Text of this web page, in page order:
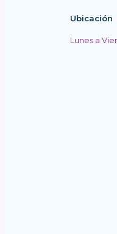
Ubicación
Lunes a